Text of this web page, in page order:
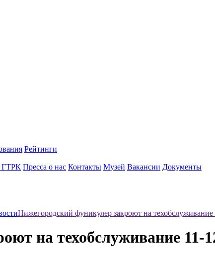
Рейтинги
ГТРК Пресса о нас Контакты Музей Вакансии Документы
Нижегородский фуникулер закроют на техобслуживание
на техобслуживание 11-